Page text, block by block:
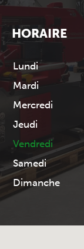
HORAIRE
Lundi
Mardi
Mercredi
Jeudi
Vendredi
Samedi
Dimanche